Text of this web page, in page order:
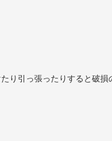
り引っ張ったりすると破損